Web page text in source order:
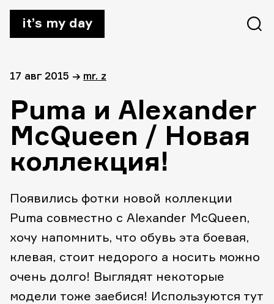
it’s my day
17 авг 2015 → mr. z
Puma и Alexander
McQueen / Новая
коллекция!
Появились фотки новой коллекции
Puma совместно с Alexander McQueen,
хочу напомнить, что обувь эта боевая,
клевая, стоит недорого а носить можно
очень долго! Выглядят некоторые
модели тоже заебися! Используются тут